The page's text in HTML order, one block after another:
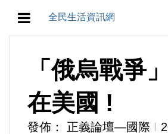
全民生活資訊網
教育/五育/五創
人生/生存/生活
「俄烏戰爭
在美國 !
發佈： 正義論壇—國際 Ι